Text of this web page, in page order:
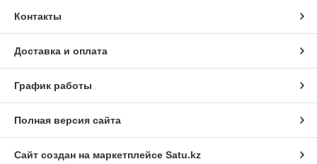
Контакты
Доставка и оплата
График работы
Полная версия сайта
Сайт создан на маркетплейсе Satu.kz